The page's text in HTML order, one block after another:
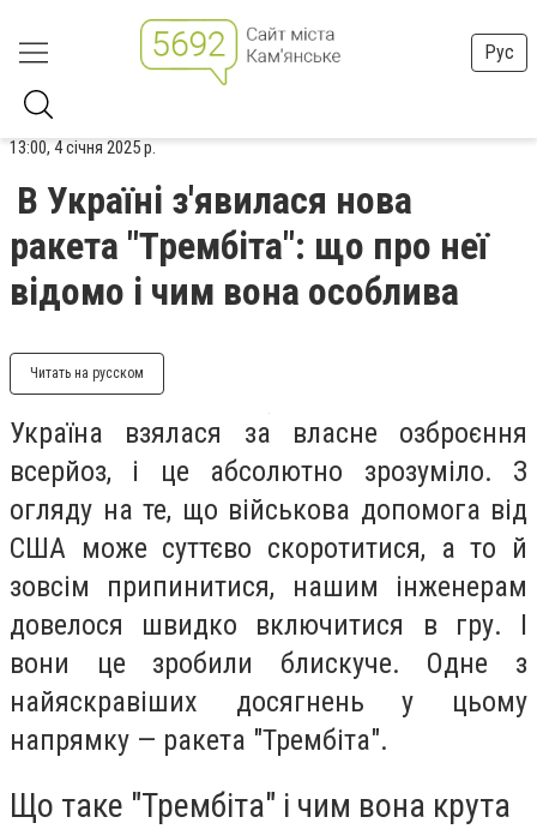
Рус
13:00, 4 січня 2025 р.
В Україні з'явилася нова
ракета "Трембіта": що про неї
відомо і чим вона особлива
Читать на русском
Україна взялася за власне озброєння
всерйоз, і це абсолютно зрозуміло. З
огляду на те, що військова допомога від
США може суттєво скоротитися, а то й
зовсім припинитися, нашим інженерам
довелося швидко включитися в гру. І
вони це зробили блискуче. Одне з
найяскравіших досягнень у цьому
напрямку — ракета "Трембіта".
Що таке "Трембіта" і чим вона крута